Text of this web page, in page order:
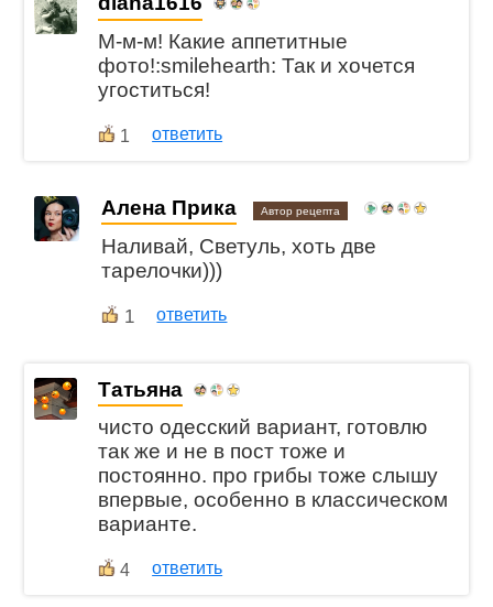
М-м-м! Какие аппетитные
фото!:smilehearth: Так и хочется
угоститься!
1 ответить
Алена Прика Автор рецепта
Наливай, Светуль, хоть две
тарелочки)))
1 ответить
Татьяна
чисто одесский вариант, готовлю
так же и не в пост тоже и
постоянно. про грибы тоже слышу
впервые, особенно в классическом
варианте.
4 ответить